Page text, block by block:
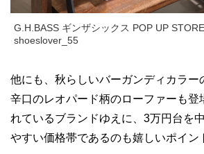
G.H.BASS ギンザシックス POP UP
shoeslover_55
他にも、秋らしいバーガンディカラー
辛口のレオパード柄のローファーも登
れているブランドゆえに、3万円台を
やすい価格帯であるのも嬉しいポイン